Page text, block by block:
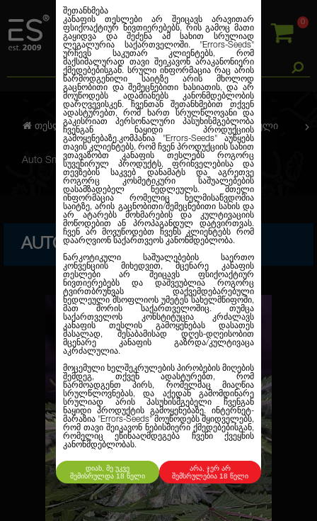
0
შეთანხმება
კანაფის თესლები არ შეიცავს არავითარ
ფსიქოაქტიურ ნივთიერებებს, რის გამოც მათი
გაყიდვა და შეძენა ამ სახით სრულიად
ლეგალურია საქართველოში. "Errors-Seeds"
ურჩევს საკუთარ კლიენტებს, რომ
მაქსიმალურად თავი შეიკავონ არაკანონიერი
ქმედებებისგან. სრული ინფორმაცია რაც არის
წარმოდგენილი საიტზე არის მხოლოდ
გაცნობითი და შემეცნებითი ხასიათის, და არ
მოუწოდებს ადამიანებს კანონმდებლობის
დარღვევისკენ. ჩვენთან შეთანხმებით თქვენ
ადასტურებთ, რომ ხართ სრულწლოვანი და
გაკისრიათ პერსონალური პასუხისმგებლობა
ჩვენგან ნაყიდი პროდუქციის
გამოყენებაზე.კომპანია
"Errors-Seeds" აუწყებს
თავის კლიენტებს, რომ ჩვენ პროდუქციის სახით
ვთავაზობთ კანაფის თესლებს როგორც
სუვენირულ პროდუქტს, ფრინველებისა და
თევზების საკვებ დანამატს და აგრეთვე
როგორც კოსმეტიკური საშუალებების
დასამზადებელ ნედლეულს. მთელი
ინფორმაცია რომელიც ხელმისაწვდომია
საიტზე, არის გაცნობითი/შემეცნებითი სახის და
არ ატარებს მოხმარების და კულტივაციის
მოწოდებით ან პროპაგანდულ დატვირთვას.
ჩვენ არ მოვუწოდებთ ჩვენს კლიენტებს რომ
დაარღვიონ საქართვეოს კანონმდებლობა.
ნარკოტიკული საშუალებების საერთო
კონვენციის მიხედვით, მცენარე კანაფის
თესლები არ შეიცავს ფსიქოაქტიურ
ნივთიერებებს და დაშვეუბლია როგორც
ტვირთბრუნვას დაქვემდებარებული
ნედლეული მსოფლიოს უმეტეს სახელმწიფოში,
მათ შორის საქართველოშიც. თუმცა
საქართველოს კონსტიტუცია კრძალავს
კანაფის თესლის გამოყენებას დასათეს
მასალად, შესაბამისად დღეს-დღეისობით
მცენარე კანაფის გაზრდა/კულტივაცა
აკრძალულია.
მოცემული ხელშეკრულების პირობების მიღების
შემდეგ, თქვენ ადასტურებთ, რომ
წარმოადგენთ პირს, რომელმაც მიაღწია
სრულწლოვნებას, და აქედან გამომდინარე
სრულიად არის პასუხისმგებელი ჩვენგან
ნაყიდი პროდუქტის გამოყენებაზე. ინტერნეტ-
მარაზია "Errors-Seeds" მოუწოდებს მყიდველებს,
რომ თავი შეიკავონ ნებისმიერი ქმედებებისგან,
რომელიც ეწინააღმდეგება ჩვენი ქვეყნის
კანონმდებლობას.
დიახ, მე უკვე
შემისრულდა 18 წელი
არა, ჯერ არ
შემსრულებია 18 წელი
თესლების კანაფი ავტო. ფემინიზირებული
Auto Smoothie Feminised
AUTO SMOOTHIE FEMINISED